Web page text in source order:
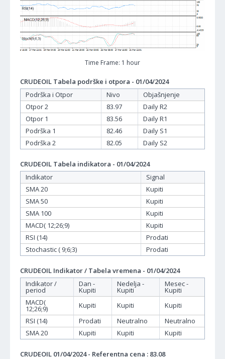
Time Frame: 1 hour
CRUDEOIL Tabela podrške i otpora - 01/04/2024
Podrška i Otpor
Nivo
Objašnjenje
Otpor 2
83.97
Daily R2
Otpor 1
83.56
Daily R1
Podrška 1
82.46
Daily S1
Podrška 2
82.05 Daily S2
CRUDEOIL Tabela indikatora - 01/04/2024
Indikator
Signal
SMA 20
Kupiti
SMA 50
Kupiti
SMA 100
Kupiti
MACD( 12;26;9)
Kupiti
RSI (14)
Prodati
Stochastic ( 9;6;3)
Prodati
CRUDEOIL Indikator / Tabela vremena - 01/04/2024
Indikator /
period
Dan -
Kupiti
Nedelja -
Kupiti
Mesec -
Kupiti
MACD(
12;26;9) Kupiti Kupiti
Kupiti
RSI (14)
Prodati Neutralno
Neutralno
SMA 20
Kupiti Kupiti Kupiti
CRUDEOIL 01/04/2024 - Referentna cena : 83.08